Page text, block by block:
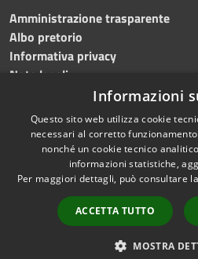
Amministrazione trasparente
Albo pretorio
Informativa privacy
Note legali
Dichiarazione di accessibilità
Accessibilità
Informazioni
Questo sito web utilizza cookie
necessari al corretto
nonché un cookie tecnico
informazioni statistiche,
Per maggiori dettagli, può consultare
ACCETTA TUTTO
MOSTRA